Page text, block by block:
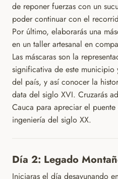
de reponer fuerzas con un
poder continuar con el
Por último, elaborarás una
en un taller artesanal en
Las máscaras son la
significativa de este municipio
del país, y así conocer la
data del siglo XVI. Cruzarás
Cauca para apreciar el
ingeniería del siglo XX.
Día 2: Legado
Iniciaras el día desayunando